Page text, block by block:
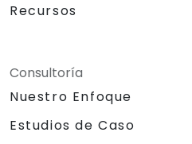
Recursos
Consultoría
Nuestro Enfoque
Estudios de Caso